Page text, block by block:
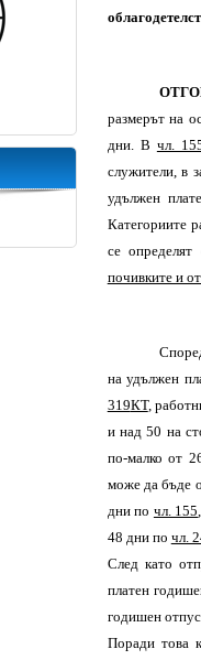
размерът на
дни. В чл.
служители, в
удължен
Категориите
се
почивките и
на удължен
319КТ,
и над 50 на
по-малко от
може да бъде
дни по чл. 155
48 дни по чл.
След като
платен
годишен
Поради това